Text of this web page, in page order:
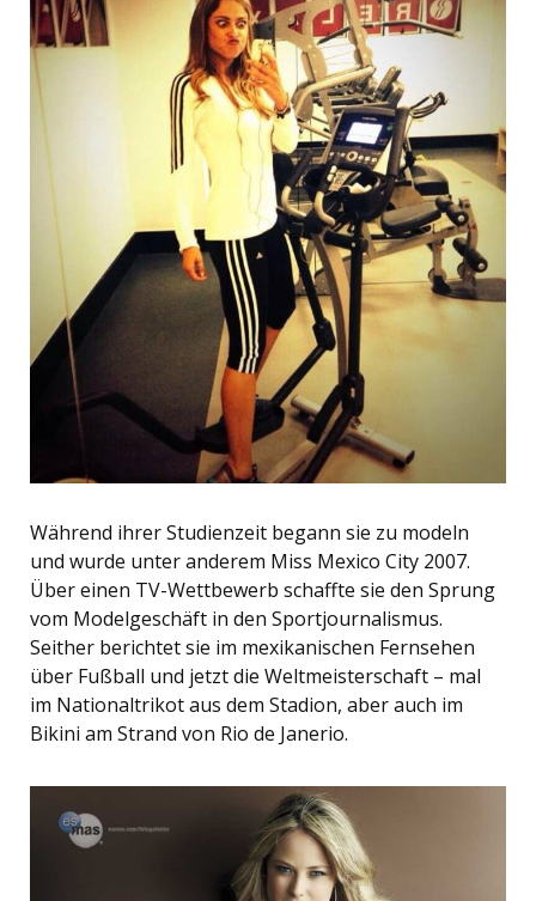
Während ihrer Studienzeit begann sie zu modeln
und wurde unter anderem Miss Mexico City 2007.
Über einen TV-Wettbewerb schaffte sie den Sprung
vom Modelgeschäft in den Sportjournalismus.
Seither berichtet sie im mexikanischen Fernsehen
über Fußball und jetzt die Weltmeisterschaft – mal
im Nationaltrikot aus dem Stadion, aber auch im
Bikini am Strand von Rio de Janerio.